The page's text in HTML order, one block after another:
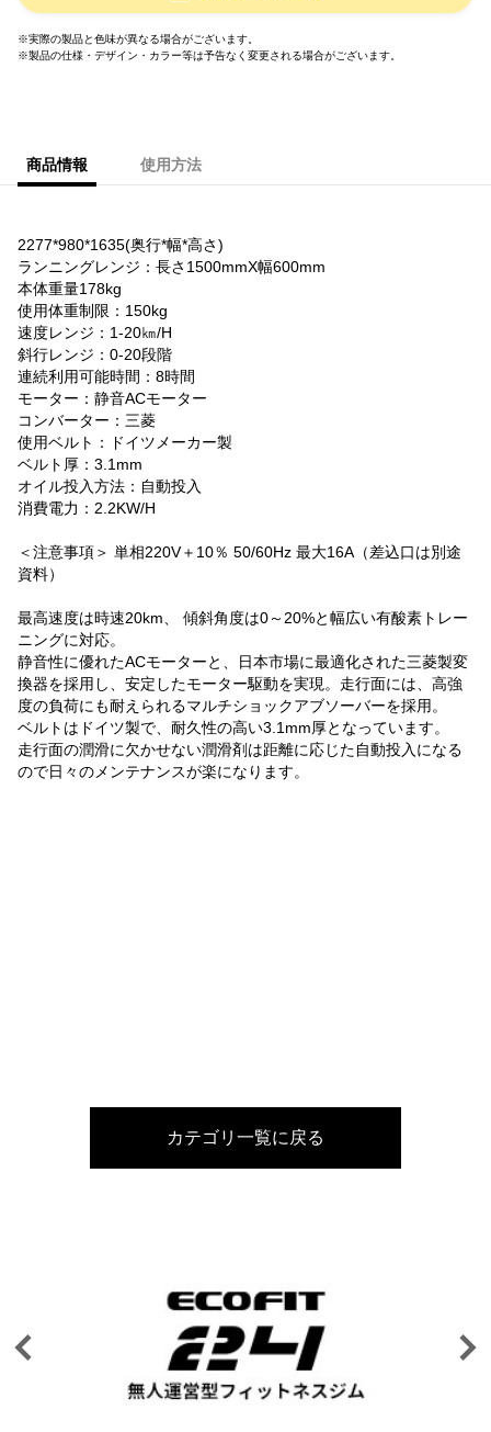
※実際の製品と色味が異なる場合がございます。
※製品の仕様・デザイン・カラー等は予告なく変更される場合がございます。
商品情報 使用方法
2277*980*1635(奥行*幅*高さ)
ランニングレンジ：長さ1500mmX幅600mm
本体重量178kg
使用体重制限：150kg
速度レンジ：1-20㎞/H
斜行レンジ：0-20段階
連続利用可能時間：8時間
モーター：静音ACモーター
コンバーター：三菱
使用ベルト：ドイツメーカー製
ベルト厚：3.1mm
オイル投入方法：自動投入
消費電力：2.2KW/H
＜注意事項＞ 単相220V＋10％ 50/60Hz 最大16A（差込口は別途
資料）
最高速度は時速20km、 傾斜角度は0～20%と幅広い有酸素トレー
ニングに対応。
静音性に優れたACモーターと、日本市場に最適化された三菱製変
換器を採用し、安定したモーター駆動を実現。走行面には、高強
度の負荷にも耐えられるマルチショックアブソーバーを採用。
ベルトはドイツ製で、耐久性の高い3.1mm厚となっています。
走行面の潤滑に欠かせない潤滑剤は距離に応じた自動投入になる
ので日々のメンテナンスが楽になります。
カテゴリ一覧に戻る